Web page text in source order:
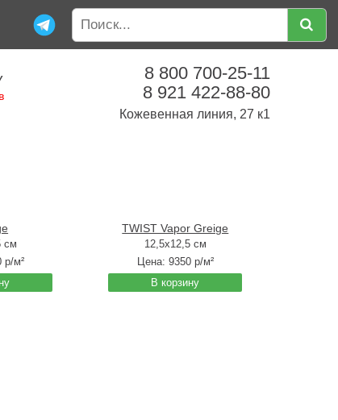
8 800 700-25-11
8 921 422-88-80
Кожевенная линия, 27 к1
см
р/м²
TWIST Vapor Greige
12,5x12,5 см
Цена: 9350р/м²
В корзину